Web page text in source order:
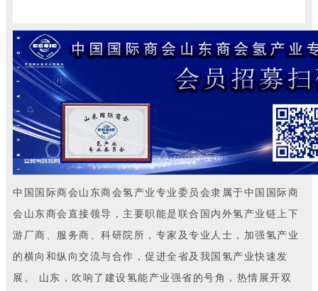
中国国际商会山东商会氢产业专业委员会隶属于中国国际商
会山东商会直接领导，主要职能是联合国内外氢产业链上下
游厂商、服务商、科研院所，专家及专业人士，加强氢产业
的横向和纵向交流与合作，促进全省及我国氢产业快速发
展。 山东，吹响了建设氢能产业强省的号角，热情展开双